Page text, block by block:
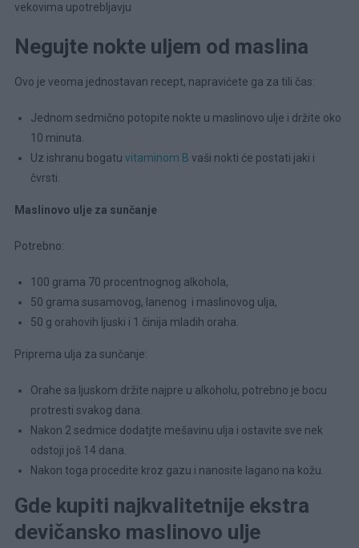
vekovima upotrebljavju
Negujte nokte uljem od maslina
Ovo je veoma jednostavan recept, napravićete ga za tili čas:
Jednom sedmično potopite nokte u maslinovo ulje i držite oko
10 minuta.
Uz ishranu bogatu vitaminom B vaši nokti će postati jaki i
čvrsti.
Maslinovo ulje za sunčanje
Potrebno:
100 grama 70 procentnognog alkohola,
50 grama susamovog, lanenog i maslinovog ulja,
50 g orahovih ljuski i 1 činija mladih oraha.
Priprema ulja za sunčanje:
Orahe sa ljuskom držite najpre u alkoholu, potrebno je bocu
protresti svakog dana.
Nakon 2 sedmice dodatjte mešavinu ulja i ostavite sve nek
odstoji još 14 dana.
Nakon toga procedite kroz gazu i nanosite lagano na kožu.
Gde kupiti najkvalitetnije ekstra
devičansko maslinovo ulje